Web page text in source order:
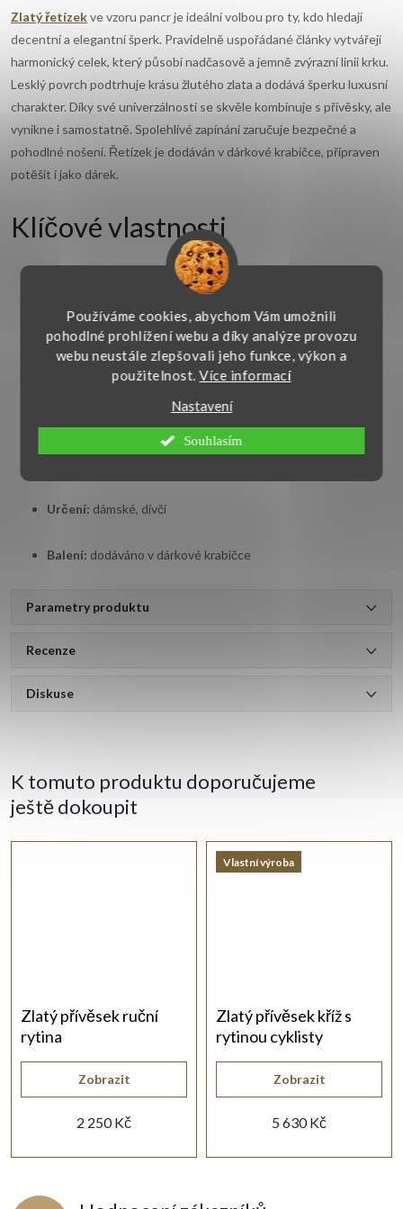
Používáme cookies, abychom Vám umožnili
pohodlné prohlížení webu a díky analýze provozu
webu neustále zlepšovali jeho funkce, výkon a
použitelnost.Více informací
Nastavení
Souhlasím
Zlatý řetízekve vzoru pancr je ideální volbou pro ty, kdo hledají
decentní a elegantní šperk. Pravidelně uspořádané články vytvářejí
harmonický celek, který působí nadčasově a jemně zvýrazní linii krku.
Lesklý povrch podtrhuje krásu žlutého zlata a dodává šperku luxusní
charakter. Díky své univerzálnosti se skvěle kombinuje s přívěsky, ale
vynikne i samostatně. Spolehlivé zapínání zaručuje bezpečné a
pohodlné nošení. Řetízek je dodáván v dárkové krabičce, připraven
potěšit i jako dárek.
Klíčové vlastnosti
žluté zlato 14kt. 585/1000
Typ: vzor pancr
pérový kroužek
Určení: dámské, dívčí
Balení: dodáváno v dárkové krabičce
Parametry produktu
Recenze
Diskuse
K tomuto produktu doporučujeme
ještě dokoupit
Zlatý přívěsek ruční
rytina
2 250 Kč
Zobrazit
Vlastní výroba
Zlatý přívěsek kříž s
rytinou cyklisty
5 630 Kč
Zobrazit